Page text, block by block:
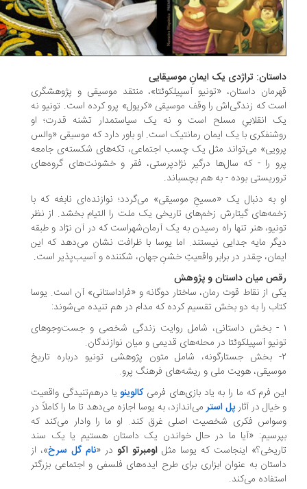
تراژدی یک ایمانِ موسیقایی
داستان، «تونیو آسپیلکوئتا»، منتقد موسیقی و پژوهشگری
که زندگی‌اش را وقف موسیقی «کریول» پرو کرده است. تونیو نه
انقلابیِ مسلح است و نه یک سیاستمدار تشنه قدرت؛ او
با یک ایمان رمانتیک است. او باور دارد که موسیقی «والس
می‌تواند مثل یک چسب اجتماعی، تکه‌های شکسته‌ی جامعه
را - که سال‌ها درگیر نژادپرستی، فقر و خشونت‌های گروه‌های
بوده - به هم بچسباند.
به دنبال یک «مسیحِ موسیقی» می‌گردد؛ نوازنده‌ای نابغه که با
گیتارش زخم‌های تاریخی یک ملت را التیام بخشد. از نظر
هنر تنها راه رسیدن به یک آرمان‌شهراست که در آن نژاد و طبقه
مایه جدایی نیستند. اما یوسا با ظرافت نشان می‌دهد که این
چقدر در برابر واقعیتِ خشنِ جهان، شکننده و آسیب‌پذیر است.
میان داستان و پژوهش
از نقاط قوت رمان، ساختار دوگانه و «فراداستانی» آن است. یوسا
را به دو بخش تقسیم کرده که مدام در هم تنیده می‌شوند:
- بخش داستانی، شامل روایت زندگی شخصی و جست‌وجوهای
آسپیلکوئتا در محله‌های قدیمی و میان نوازندگان.
۲- بخش جستارگونه، شامل متون پژوهشی تونیو درباره تاریخ
هویت ملی و ریشه‌های فرهنگ پرو.
فرم که ما را به یاد بازی‌های فرمی کالوینو یا درهم‌تنیدگی واقعیت
در آثار پل استرمی‌اندازد، به یوسا اجازه می‌دهد تا ما را کاملاً در
فکری شخصیت اصلی غرق کند. او ما را وادار می‌کند که
«آیا ما در حال خواندن یک داستان هستیم یا یک سند
اینجاست که یوسا مثلاومبرتو اکودر «نام گل سرخ»، از
به عنوان ابزاری برای طرح ایده‌های فلسفی و اجتماعی بزرگتر
می‌کند.